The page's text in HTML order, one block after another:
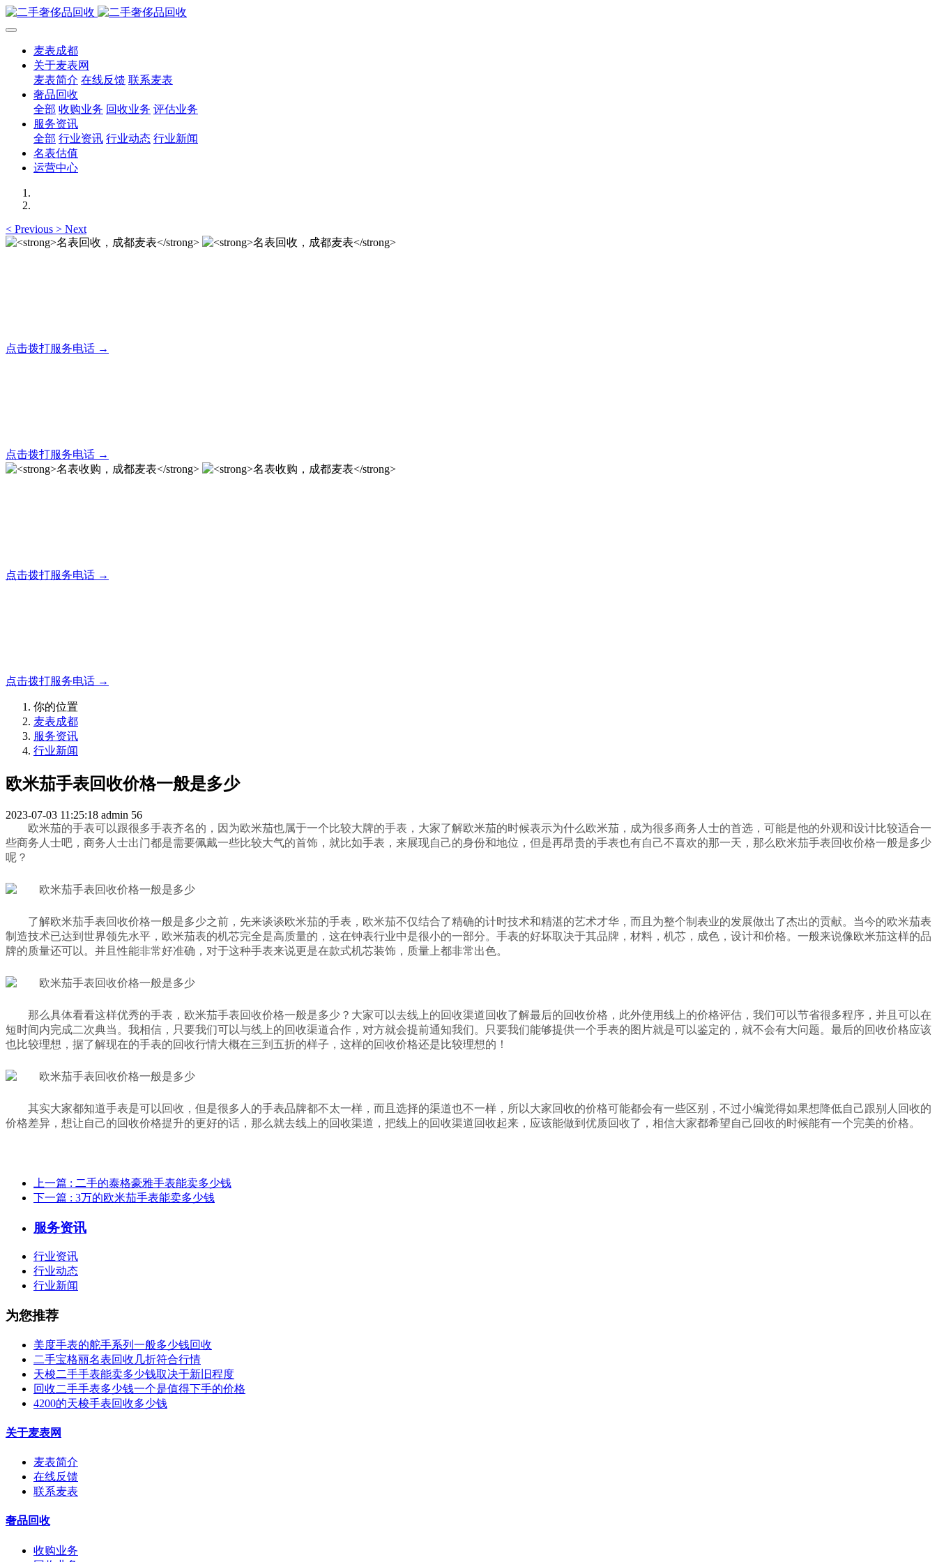
麦表成都
关于麦表网
麦表简介 在线反馈 联系麦表
奢品回收
全部 收购业务 回收业务 评估业务
服务资讯
全部 行业资讯 行业动态 行业新闻
名表估值
运营中心
< Previous > Next
点击拨打服务电话 →
点击拨打服务电话 →
点击拨打服务电话 →
点击拨打服务电话 →
你的位置
麦表成都
服务资讯
行业新闻
欧米茄手表回收价格一般是多少
2023-07-03 11:25:18 admin 56
欧米茄的手表可以跟很多手表齐名的，因为欧米茄也属于一个比较大牌的手表，大家了解欧米茄的时候表示为什么欧米茄，成为很多商务人士的首选，可能是他的外观和设计比较适合一
些商务人士吧，商务人士出门都是需要佩戴一些比较大气的首饰，就比如手表，来展现自己的身份和地位，但是再昂贵的手表也有自己不喜欢的那一天，那么欧米茄手表回收价格一般是多少
呢？
了解欧米茄手表回收价格一般是多少之前，先来谈谈欧米茄的手表，欧米茄不仅结合了精确的计时技术和精湛的艺术才华，而且为整个制表业的发展做出了杰出的贡献。当今的欧米茄表
制造技术已达到世界领先水平，欧米茄表的机芯完全是高质量的，这在钟表行业中是很小的一部分。手表的好坏取决于其品牌，材料，机芯，成色，设计和价格。一般来说像欧米茄这样的品
牌的质量还可以。并且性能非常好准确，对于这种手表来说更是在款式机芯装饰，质量上都非常出色。
那么具体看看这样优秀的手表，欧米茄手表回收价格一般是多少？大家可以去线上的回收渠道回收了解最后的回收价格，此外使用线上的价格评估，我们可以节省很多程序，并且可以在
短时间内完成二次典当。我相信，只要我们可以与线上的回收渠道合作，对方就会提前通知我们。只要我们能够提供一个手表的图片就是可以鉴定的，就不会有大问题。最后的回收价格应该
也比较理想，据了解现在的手表的回收行情大概在三到五折的样子，这样的回收价格还是比较理想的！
其实大家都知道手表是可以回收，但是很多人的手表品牌都不太一样，而且选择的渠道也不一样，所以大家回收的价格可能都会有一些区别，不过小编觉得如果想降低自己跟别人回收的
价格差异，想让自己的回收价格提升的更好的话，那么就去线上的回收渠道，把线上的回收渠道回收起来，应该能做到优质回收了，相信大家都希望自己回收的时候能有一个完美的价格。
上一篇 : 二手的泰格豪雅手表能卖多少钱
下一篇 : 3万的欧米茄手表能卖多少钱
服务资讯
行业资讯
行业动态
行业新闻
为您推荐
美度手表的舵手系列一般多少钱回收
二手宝格丽名表回收几折符合行情
天梭二手手表能卖多少钱取决于新旧程度
回收二手手表多少钱一个是值得下手的价格
4200的天梭手表回收多少钱
关于麦表网
麦表简介
在线反馈
联系麦表
奢品回收
收购业务